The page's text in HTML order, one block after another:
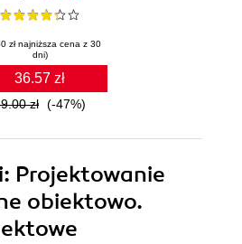
zł najniższa cena z 30
dni)
36.57 zł
zł (-47%)
: Projektowanie
obiektowo.